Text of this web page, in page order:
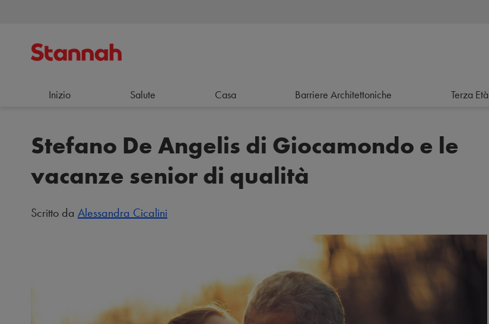
Inizio Salute Casa Barriere Architettoniche Terza Età
Stefano De Angelis di Giocamondo e le
vacanze senior di qualità
Scritto da Alessandra Cicalini